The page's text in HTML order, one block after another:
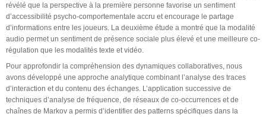
révélé que la perspective à la première personne favorise un sentiment
d’accessibilité psycho-comportementale accru et encourage le partage
d’informations entre les joueurs. La deuxième étude a montré que la modalité
audio permet un sentiment de présence sociale plus élevé et une meilleure co-
régulation que les modalités texte et vidéo.
Pour approfondir la compréhension des dynamiques collaboratives, nous
avons développé une approche analytique combinant l’analyse des traces
d’interaction et du contenu des échanges. L’application successive de
techniques d’analyse de fréquence, de réseaux de co-occurrences et de
chaînes de Markov a permis d’identifier des patterns spécifiques dans la